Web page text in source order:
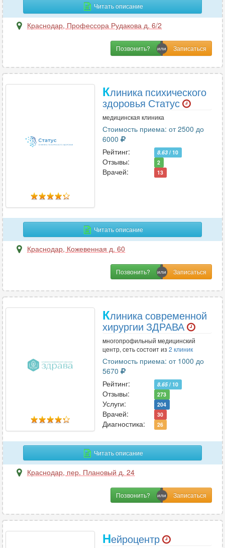
Пластическая хирургия
Проктология
27
Психология 39
25
Рентгенология
Репродуктология
Рефлексотерапия 23
4
111
11
Трансфузиология
Трихология
У
86
60
Урология-андрология 29
Читать описание
Краснодар, Профессора Рудакова д. 6/2
Позвонить?
Клиника психического
здоровья Статус
медицинская клиника
Стоимость приема: от 2500 до
6000
Рейтинг:
8.63 / 10
Отзывы: 2
Врачей: 13
Читать описание
Краснодар, Кожевенная д. 60
Позвонить?
Клиника современной
хирургии ЗДРАВА
многопрофильный медицинский
центр, сеть состоит из 2 клиник
Стоимость приема: от 1000 до
5670
Рейтинг:
8.65/ 10
Отзывы: 273
Услуги: 204
Врачей: 30
Диагностика: 26
Читать описание
Краснодар, пер. Плановый д. 24
Позвонить?
Нейроцентр